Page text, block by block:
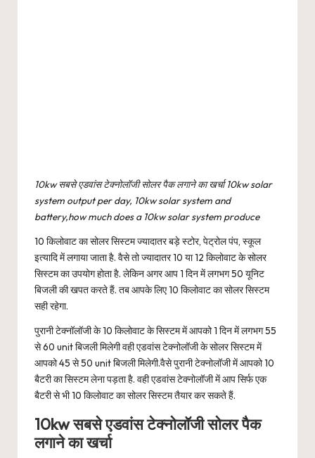
10kw सबसे एडवांस टेक्नोलॉजी सोलर पैक लगाने का खर्चा 10kw solar
system output per day, 10kw solar system and
battery,how much does a 10kw solar system produce
10 किलोवाट कासोलर सिस्टमज्यादातर बड़े स्टोर, पेट्रोल पंप, स्कूल
इत्यादि में लगाया जाता है. वैसे तो ज्यादातर 10 या 12 किलोवाट के सोलर
सिस्टम का उपयोग होता है. लेकिन अगर आप 1 दिन में लगभग 50 यूनिट
बिजली की खपत करते हैं. तब आपके लिए 10 किलोवाट का सोलर सिस्टम
सही रहेगा.
पुरानी टेक्नॉलॉजी के 10 किलोवाट के सिस्टम में आपको 1 दिन में लगभग 55
से 60 unit बिजली मिलेगी वही एडवांस टेक्नोलॉजी के सोलर सिस्टम में
आपको 45 से 50 unit बिजली मिलेगी.वैसे पुरानी टेक्नोलॉजी में आपको 10
बैटरी का सिस्टम लेना पड़ता है. वही एडवांस टेक्नोलॉजी में आप सिर्फ एक
बैटरी से भी 10 किलोवाट का सोलर सिस्टम तैयार कर सकते हैं.
10kw सबसे एडवांस टेक्नोलॉजी सोलर पैक
लगाने का खर्चा